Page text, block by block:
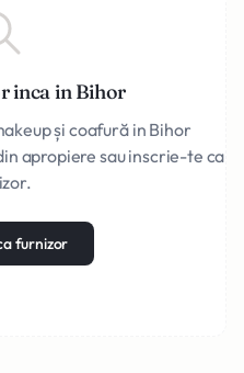
inca in Bihor
și coafură in Bihor
apropiere sau inscrie-te ca
furnizor